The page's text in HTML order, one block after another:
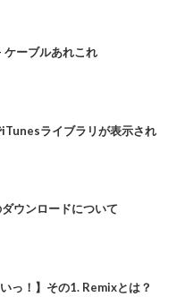
ケーブルあれこれ
ライブラリが表示され
ウンロードについて
っ！】その1. Remixとは？